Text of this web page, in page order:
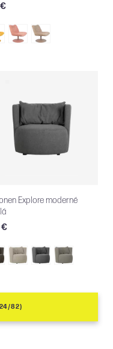
Explore moderné
€
82)